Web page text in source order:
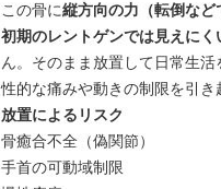
この骨に縦方向の力（転倒など
初期のレントゲンでは見えにく
ん。そのまま放置して日常生活
性的な痛みや動きの制限を引き
放置によるリスク
骨癒合不全（偽関節）
手首の可動域制限